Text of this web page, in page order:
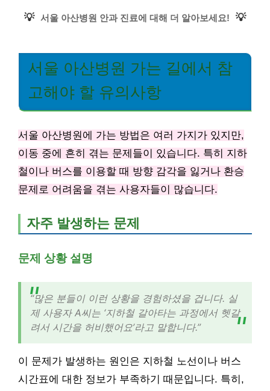
💡 서울 아산병원 안과 진료에 대해 더 알아보세요! 💡
서울 아산병원 가는 길에서 참
고해야 할 유의사항
서울 아산병원에 가는 방법은 여러 가지가 있지만,
이동 중에 흔히 겪는 문제들이 있습니다. 특히 지하
철이나 버스를 이용할 때 방향 감각을 잃거나 환승
문제로 어려움을 겪는 사용자들이 많습니다.
자주 발생하는 문제
문제 상황 설명
“많은 분들이 이런 상황을 경험하셨을 겁니다. 실
제 사용자 A씨는 ‘지하철 갈아타는 과정에서 헷갈
려서 시간을 허비했어요’라고 말합니다.”
이 문제가 발생하는 원인은 지하철 노선이나 버스
시간표에 대한 정보가 부족하기 때문입니다. 특히,